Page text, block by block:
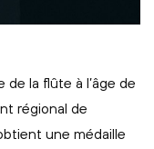
de la flûte à l’âge de
régional de
une médaille